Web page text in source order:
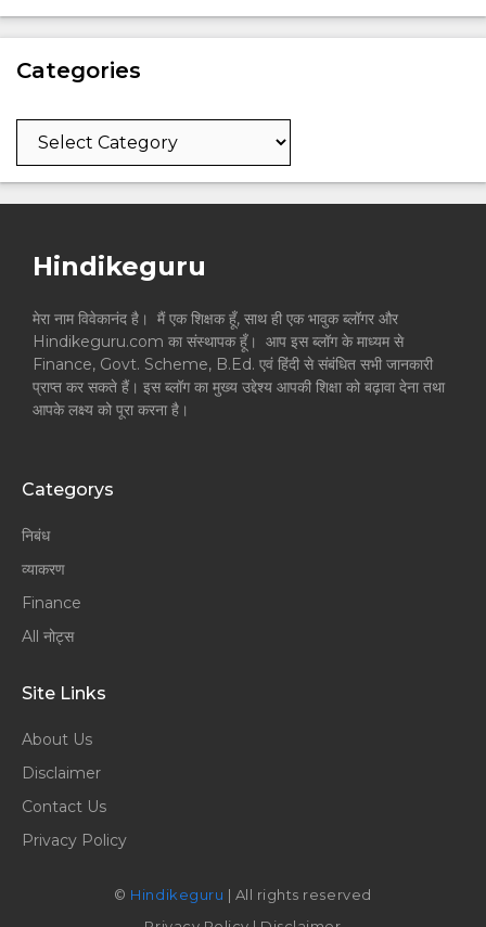
Categories
Categories
Hindikeguru
मेरा नाम विवेकानंद है। मैं एक शिक्षक हूँ, साथ ही एक भावुक ब्लॉगर और
Hindikeguru.com का संस्थापक हूँ। आप इस ब्लॉग के माध्यम से
Finance, Govt. Scheme, B.Ed. एवं हिंदी से संबंधित सभी जानकारी
प्राप्त कर सकते हैं। इस ब्लॉग का मुख्य उद्देश्य आपकी शिक्षा को बढ़ावा देना तथा
आपके लक्ष्य को पूरा करना है।
Categorys
निबंध
व्याकरण
Finance
All नोट्स
Site Links
About Us
Disclaimer
Contact Us
Privacy Policy
© Hindikeguru | All rights reserved